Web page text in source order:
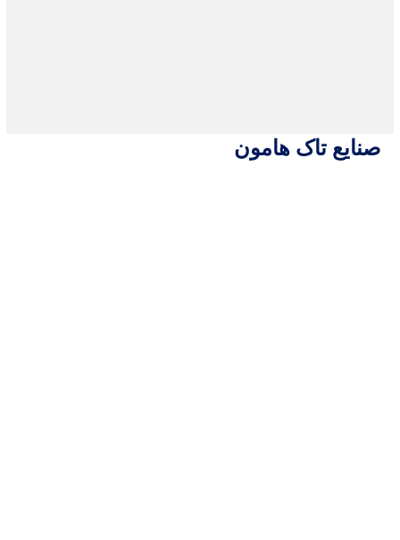
صنایع تاک هامون